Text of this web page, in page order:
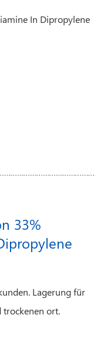
In Dipropylene
33%
Lagerung für
trockenen ort.